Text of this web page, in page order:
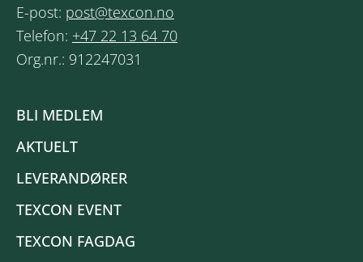
E-post: post@texcon.no
Telefon: +47 22 13 64 70
Org.nr.: 912247031
BLI MEDLEM
AKTUELT
LEVERANDØRER
TEXCON EVENT
TEXCON FAGDAG